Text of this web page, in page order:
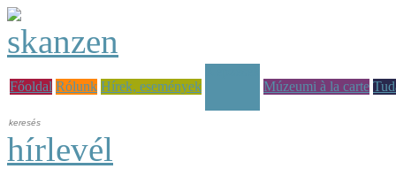
Főoldal Rólunk Hírek, események
Múzeumi à la carte
hírlevél